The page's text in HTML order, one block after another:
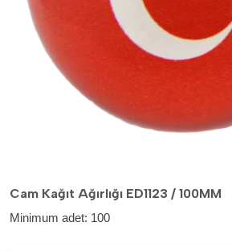
Cam Kağıt Ağırlığı ED1123 / 100MM
Minimum adet: 100